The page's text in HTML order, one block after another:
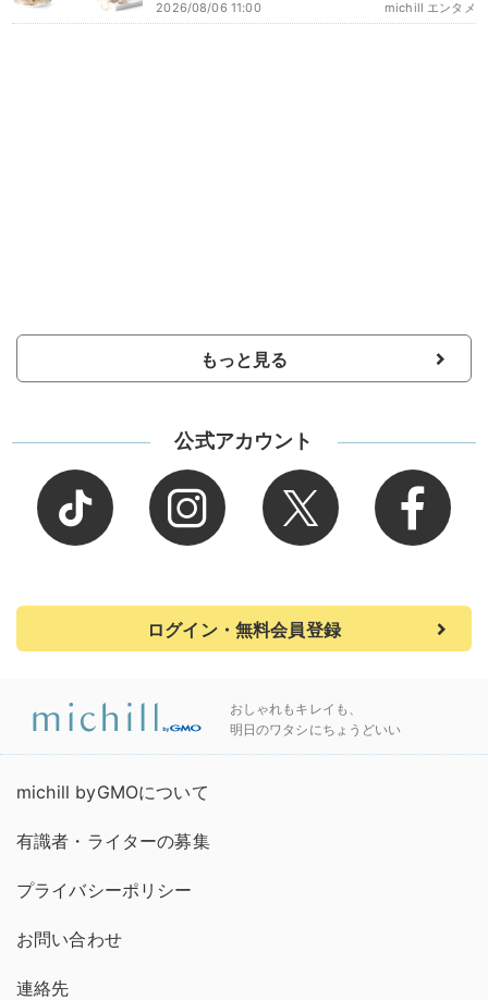
michill エンタメ
2026/08/06 11:00
もっと見る
公式アカウント
ログイン・無料会員登録
おしゃれもキレイも、
明日のワタシにちょうどいい
michill byGMOについて
有識者・ライターの募集
プライバシーポリシー
お問い合わせ
連絡先